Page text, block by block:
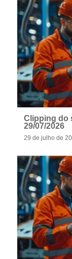
READ MORE
READ MORE
Clipping do
29/07/2026
29 de julho de